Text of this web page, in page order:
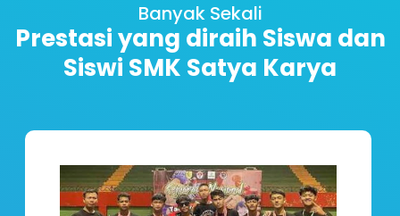
Banyak Sekali
Prestasi yang diraih Siswa dan
Siswi SMK Satya Karya